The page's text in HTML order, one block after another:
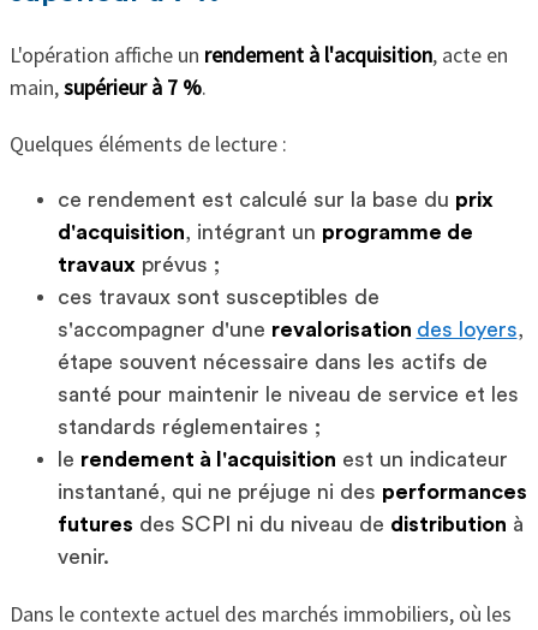
L'opération affiche un rendement à l'acquisition, acte en
main,supérieur à 7 %.
Quelques éléments de lecture :
ce rendement est calculé sur la base du prix
d'acquisition , intégrant un programme de
travaux prévus ;
ces travaux sont susceptibles de
s'accompagner d'une revalorisation des loyers
étape souvent nécessaire dans les actifs de
santé pour maintenir le niveau de service et les
standards réglementaires ;
le rendement à l'acquisition est un indicateur
instantané, qui ne préjuge ni des performances
futures des SCPI ni du niveau de distribution à
venir.
Dans le contexte actuel des marchés immobiliers, où les